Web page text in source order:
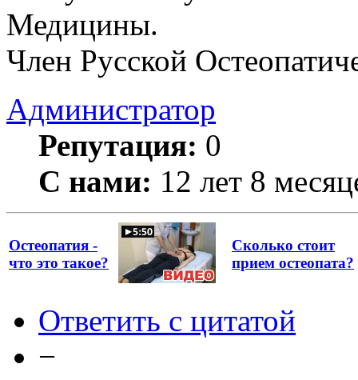
Медицины.
Член Русской
Администратор
Репутация: 0
С нами: 12 лет 8
Остеопатия -
что это такое?
Сколько стоит
прием остеопата?
Ответить с цитатой
−